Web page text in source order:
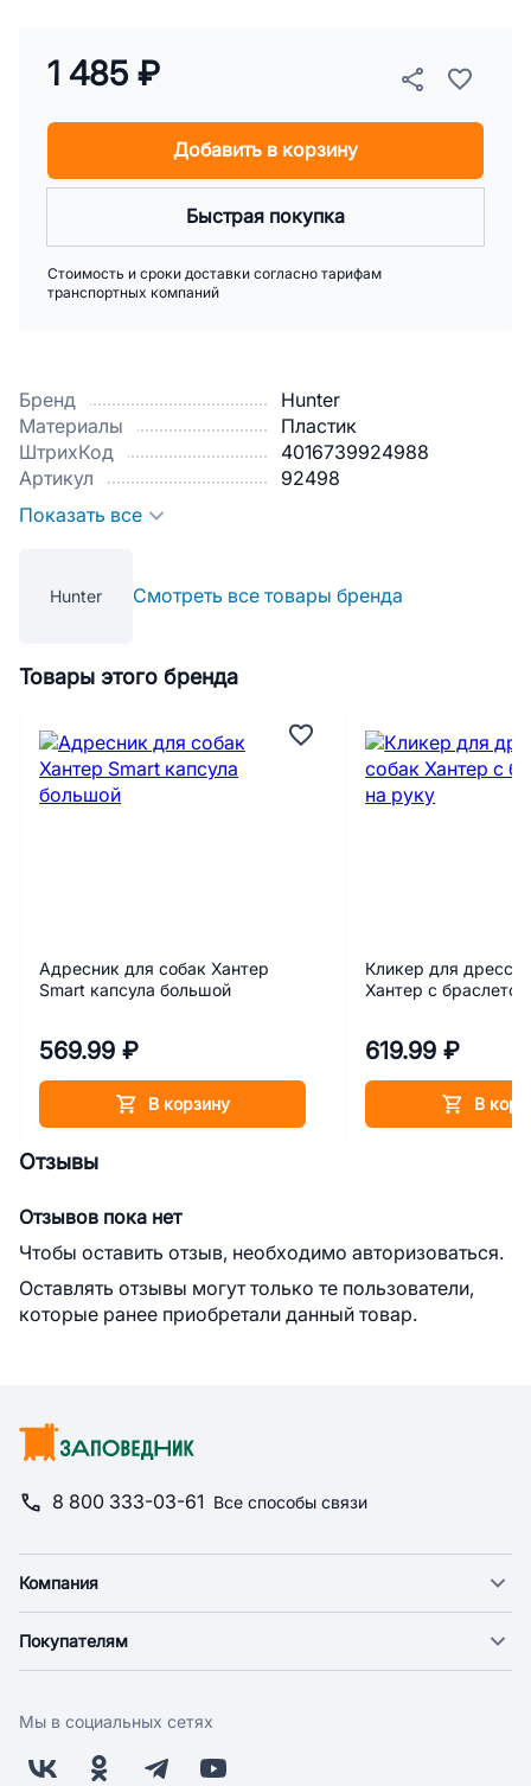
Бренд
Hunter
Материалы
Пластик
ШтрихКод
4016739924988
Артикул
92498
Показать все
Hunter Смотреть все товары бренда
1 485 ₽
Добавить в корзину
Быстрая покупка
Стоимость и сроки доставки согласно тарифам
транспортных компаний
Товары этого бренда
Адресник для собак Хантер
Smart капсула большой
569.99 ₽
В корзину
Кликер для
Хантер с
619.99 ₽
В
Отзывы
Отзывов пока нет
Чтобы оставить отзыв, необходимо авторизоваться.
Оставлять отзывы могут только те пользователи,
которые ранее приобретали данный товар.
8 800 333-03-61 Все способы связи
Компания
Новости
Поставщикам
Заводчикам
Покупателям
Оплата
Бонусная программа
Мы в социальных сетях